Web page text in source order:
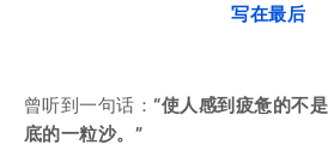
写在最后
曾听到一句话：“使人感到疲惫的不
底的一粒沙。”